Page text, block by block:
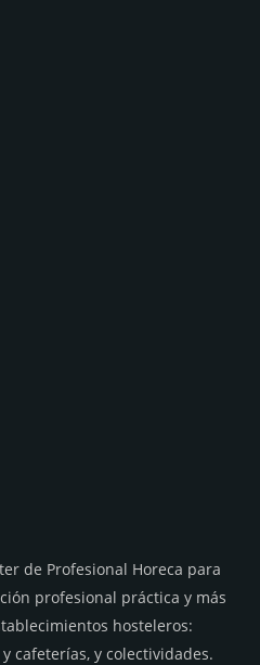
de Profesional Horeca para
profesional práctica y más
hosteleros:
cafeterías, y colectividades.